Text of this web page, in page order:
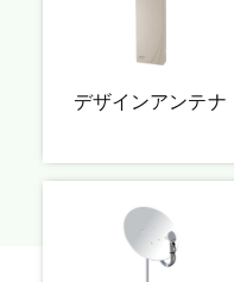
デザインアンテナ